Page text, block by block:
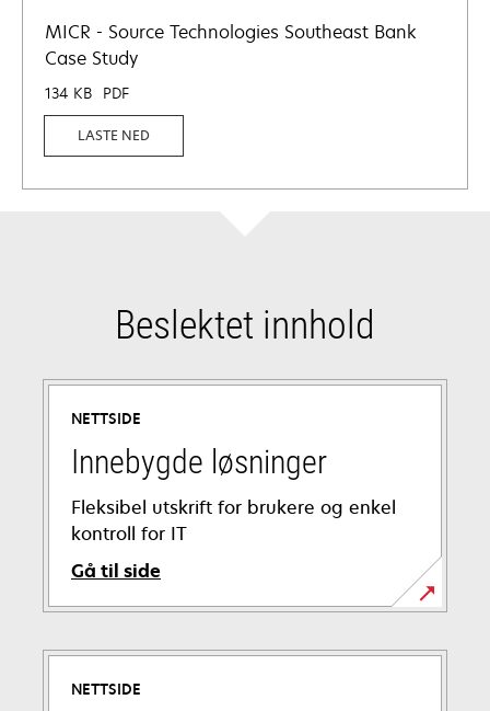
MICR - Source Technologies Southeast Bank
Case Study
134 KB PDF
LASTE NED
Beslektet innhold
NETTSIDE
Innebygde løsninger
Fleksibel utskrift for brukere og enkel
kontroll for IT
Gå til side
NETTSIDE